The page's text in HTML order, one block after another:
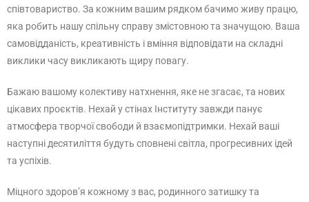
співтовариство. За кожним вашим рядком бачимо живу працю,
яка робить нашу спільну справу змістовною та значущою. Ваша
самовідданість, креативність і вміння відповідати на складні
виклики часу викликають щиру повагу.
Бажаю вашому колективу натхнення, яке не згасає, та нових
цікавих проєктів. Нехай у стінах Інституту завжди панує
атмосфера творчої свободи й взаємопідтримки. Нехай ваші
наступні десятиліття будуть сповнені світла, прогресивних ідей
та успіхів.
Міцного здоров’я кожному з вас, родинного затишку та